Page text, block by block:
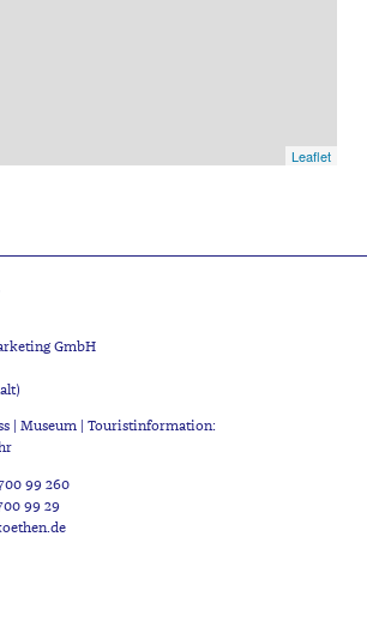
Leaflet
GmbH
| Museum | Touristinformation:
99 260
99 29